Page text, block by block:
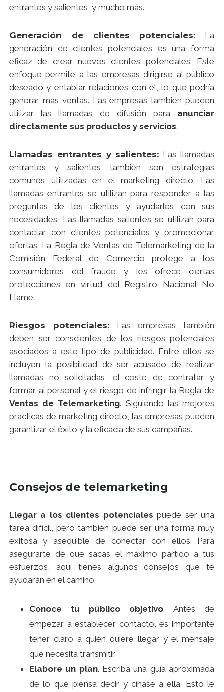
entrantes y salientes, y mucho más.
Generación de clientes potenciales: La
generación de clientes potenciales es una forma
eficaz de crear nuevos clientes potenciales. Este
enfoque permite a las empresas dirigirse al público
deseado y entablar relaciones con él, lo que podría
generar más ventas. Las empresas también pueden
utilizar las llamadas de difusión para anunciar
directamente sus productos y servicios.
Llamadas entrantes y salientes: Las llamadas
entrantes y salientes también son estrategias
comunes utilizadas en el marketing directo. Las
llamadas entrantes se utilizan para responder a las
preguntas de los clientes y ayudarles con sus
necesidades. Las llamadas salientes se utilizan para
contactar con clientes potenciales y promocionar
ofertas. La Regla de Ventas de Telemarketing de la
Comisión Federal de Comercio protege a los
consumidores del fraude y les ofrece ciertas
protecciones en virtud del Registro Nacional No
Llame.
Riesgos potenciales: Las empresas también
deben ser conscientes de los riesgos potenciales
asociados a este tipo de publicidad. Entre ellos se
incluyen la posibilidad de ser acusado de realizar
llamadas no solicitadas, el coste de contratar y
formar al personal y el riesgo de infringir la Regla de
Ventas de Telemarketing. Siguiendo las mejores
prácticas de marketing directo, las empresas pueden
garantizar el éxito y la eficacia de sus campañas.
Consejos de telemarketing
Llegar a los clientes potenciales puede ser una
tarea difícil, pero también puede ser una forma muy
exitosa y asequible de conectar con ellos. Para
asegurarte de que sacas el máximo partido a tus
esfuerzos, aquí tienes algunos consejos que te
ayudarán en el camino.
Conoce tu público objetivo. Antes de
empezar a establecer contacto, es importante
tener claro a quién quiere llegar y el mensaje
que necesita transmitir.
Elabore un plan. Escriba una guía aproximada
de lo que piensa decir y cíñase a ella. Esto le